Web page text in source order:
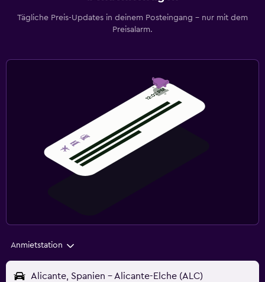
Tägliche Preis-Updates in deinem Posteingang – nur mit dem
Preisalarm.
Anmietstation
Alicante, Spanien - Alicante-Elche (ALC)